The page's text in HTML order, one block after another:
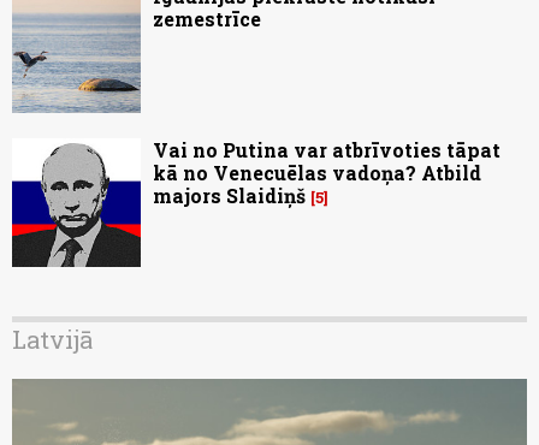
zemestrīce
Vai no Putina var atbrīvoties tāpat
kā no Venecuēlas vadoņa? Atbild
majors Slaidiņš 5
Latvijā